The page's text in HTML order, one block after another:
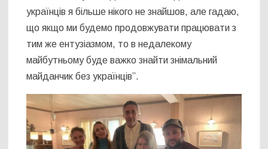
українців я більше нікого не знайшов, але гадаю,
що якщо ми будемо продовжувати працювати з
тим же ентузіазмом, то в недалекому
майбутньому буде важко знайти знімальний
майданчик без українців”.